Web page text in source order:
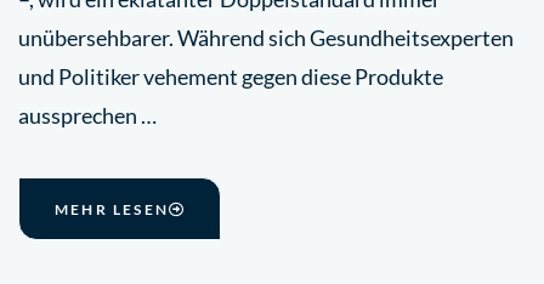
unübersehbarer. Während sich Gesundheitsexperten
und Politiker vehement gegen diese Produkte
aussprechen …
MEHR LESEN